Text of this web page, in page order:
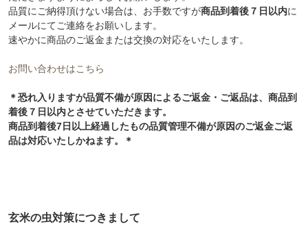
品質にご納得頂けない場合は、お手数ですが商品到着後７日以内に
メールにてご連絡をお願いします。
速やかに商品のご返金または交換の対応をいたします。
お問い合わせはこちら
＊恐れ入りますが品質不備が原因によるご返金・ご返品は、商品到
着後７日以内とさせていただきます。
商品到着後7日以上経過したもの品質管理不備が原因のご返金ご返
品は対応いたしかねます。＊
玄米の虫対策につきまして